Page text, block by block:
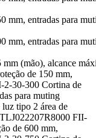
mm, entradas para
mm, entradas para
(mão), alcance
de 150 mm,
2-30-300 Cortina de
para muting
tipo 2 área de
FII-
de 600 mm,